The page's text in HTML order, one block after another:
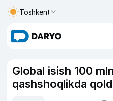
Toshkent
Global isish 100
qashshoqlikda